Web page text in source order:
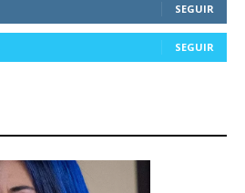
SEGUIR
SEGUIR